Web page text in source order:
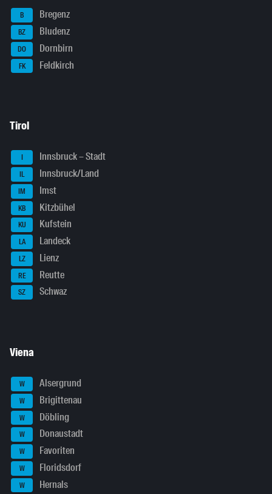
B Bregenz
BZ Bludenz
DO Dornbirn
FK Feldkirch
Tirol
I Innsbruck – Stadt
IL Innsbruck/Land
IM Imst
KB Kitzbühel
KU Kufstein
LA Landeck
LZ Lienz
RE Reutte
SZ Schwaz
Viena
W Alsergrund
W Brigittenau
W Döbling
W Donaustadt
W Favoriten
W Floridsdorf
W Hernals